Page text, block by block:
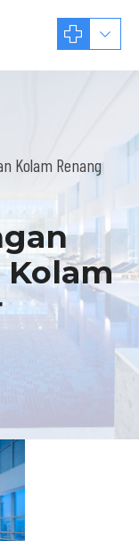
Kolam Renang
Kolam